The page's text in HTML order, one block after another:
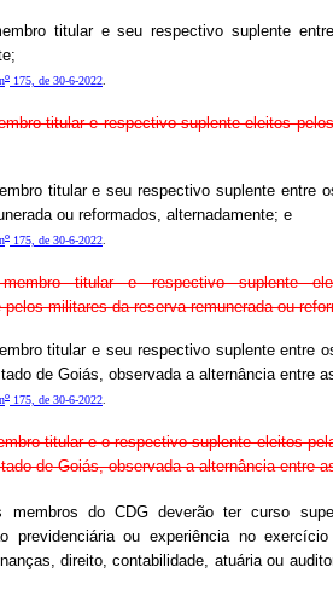
titular e seu respectivo suplente
o 175, de 30-6-2022.
titular e respectivo suplente eleitos
titular e seu respectivo suplente entre
ou reformados, alternadamente; e
o 175, de 30-6-2022.
titular e respectivo suplente
militares da reserva remunerada ou
titular e seu respectivo suplente entre
de Goiás, observada a alternância entre
o 175, de 30-6-2022.
titular e o respectivo suplente eleitos
de Goiás, observada a alternância entre
do CDG deverão ter curso
previdenciária ou experiência no
direito, contabilidade, atuária ou